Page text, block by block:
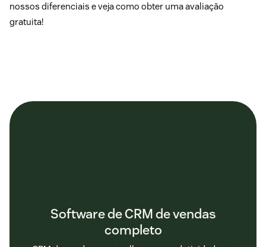
nossos diferenciais e veja como obter umaavaliação
gratuita!
Software de CRM de vendas
completo